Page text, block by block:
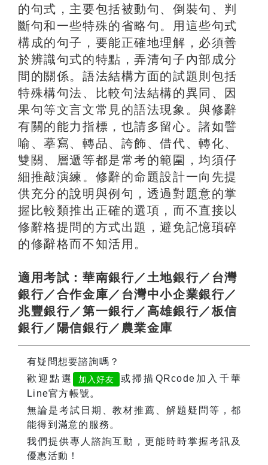
的句式，主要包括被動句、倒裝句、判
斷句和一些特殊的省略句。用這些句式
構成的句子，要能正確地理解，必須善
於辨識句式的特點，弄清句子內部成分
間的關係。語法結構方面的試題則包括
特殊構句法、比較句法結構的異同、因
果句等文言文常見的語法現象。與修辭
有關的能力指標，也請多留心。諸如譬
喻、摹寫、轉品、誇飾、借代、轉化、
雙關、層遞等都是常考的範圍，均須仔
細推敲演練。修辭的命題設計一向先提
供充分的說明與例句，透過對題意的掌
握比較類推出正確的選項，而不直接以
修辭格提問的方式出題，避免記憶瑣碎
的修辭格而不知活用。
適用考試：華南銀行／土地銀行／台灣
銀行／合作金庫／台灣中小企業銀行／
兆豐銀行／第一銀行／高雄銀行／板信
銀行／陽信銀行／農業金庫
有疑問想要諮詢嗎？
歡迎點選
加入好友
或掃描QRcode加入千華
Line官方帳號。
無論是考試日期、教材推薦、解題疑問等，都
能得到滿意的服務。
我們提供專人諮詢互動，更能時時掌握考訊及
優惠活動！